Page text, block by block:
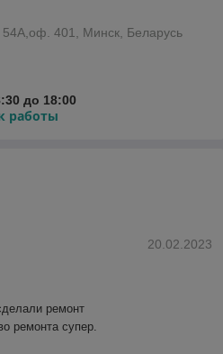
401, Минск, Беларусь
до 18:00
работы
20.02.2023
ремонт
ремонта супер.